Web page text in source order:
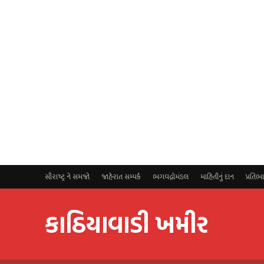
સૌરાષ્ટ્ર ને સમજો જાહેરાત સમ્પર્ક ભગવદ્ગોમંડલ માહિતીનું દાન
કાઠિયાવાડી ખમીર